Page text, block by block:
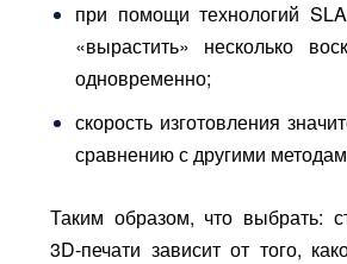
при помощи технологий
«вырастить» несколько
одновременно;
скорость изготовления
сравнению с другими
Таким образом, что выбрать:
3D-печати зависит от того,